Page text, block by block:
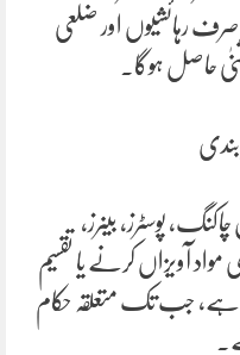
صرف رہائشیوں اور ضلعی
حاصل ہوگا۔
پوسٹرز، بینرز،
مواد آویزاں کرنے یا تقسیم
ہے، جب تک متعلقہ حکام